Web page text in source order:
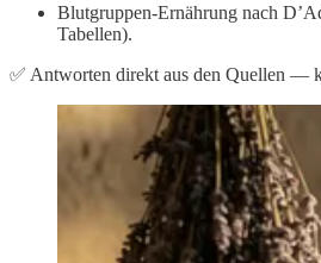
Blutgruppen-Ernährung nach
Tabellen).
✅ Antworten direkt aus den Quellen —